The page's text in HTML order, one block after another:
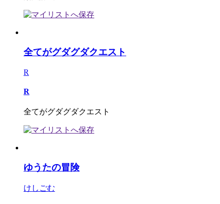
全てがグダグダクエスト
R
R
全てがグダグダクエスト
ゆうたの冒険
けしごむ